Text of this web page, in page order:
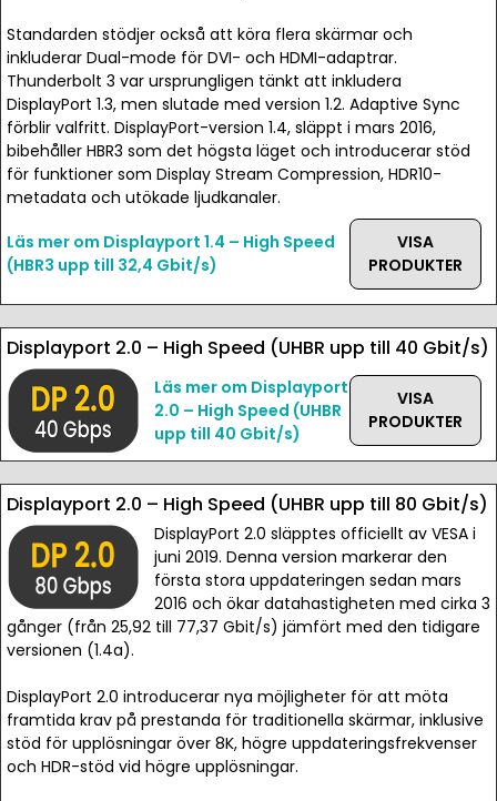
Standarden stödjer också att köra flera skärmar och
inkluderar Dual-mode för DVI- och HDMI-adaptrar.
Thunderbolt 3 var ursprungligen tänkt att inkludera
DisplayPort 1.3, men slutade med version 1.2. Adaptive Sync
förblir valfritt. DisplayPort-version 1.4, släppt i mars 2016,
bibehåller HBR3 som det högsta läget och introducerar stöd
för funktioner som Display Stream Compression, HDR10-
metadata och utökade ljudkanaler.
Läs mer om Displayport 1.4 – High Speed
(HBR3 upp till 32,4 Gbit/s)
VISA
PRODUKTER
Displayport 2.0 – High Speed (UHBR upp till 40 Gbit/s)
Läs mer om Displayport
2.0 – High Speed (UHBR
upp till 40 Gbit/s)
VISA
PRODUKTER
Displayport 2.0 – High Speed (UHBR upp till 80 Gbit/s)
DisplayPort 2.0 släpptes officiellt av VESA i
juni 2019. Denna version markerar den
första stora uppdateringen sedan mars
2016 och ökar datahastigheten med cirka 3
gånger (från 25,92 till 77,37 Gbit/s) jämfört med den tidigare
versionen (1.4a).
DisplayPort 2.0 introducerar nya möjligheter för att möta
framtida krav på prestanda för traditionella skärmar, inklusive
stöd för upplösningar över 8K, högre uppdateringsfrekvenser
och HDR-stöd vid högre upplösningar.